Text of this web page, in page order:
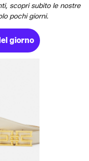
scopri subito le nostre
pochi giorni.
giorno